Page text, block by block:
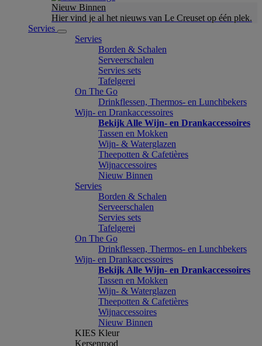
Nieuw Binnen
Hier vind je al het nieuws van Le Creuset op één plek.
Servies
Servies
Borden & Schalen
Serveerschalen
Servies sets
Tafelgerei
On The Go
Drinkflessen, Thermos- en Lunchbekers
Wijn- en Drankaccessoires
Bekijk Alle Wijn- en Drankaccessoires
Tassen en Mokken
Wijn- & Waterglazen
Theepotten & Cafetières
Wijnaccessoires
Nieuw Binnen
Servies
Borden & Schalen
Serveerschalen
Servies sets
Tafelgerei
On The Go
Drinkflessen, Thermos- en Lunchbekers
Wijn- en Drankaccessoires
Bekijk Alle Wijn- en Drankaccessoires
Tassen en Mokken
Wijn- & Waterglazen
Theepotten & Cafetières
Wijnaccessoires
Nieuw Binnen
KIES Kleur
Kersenrood